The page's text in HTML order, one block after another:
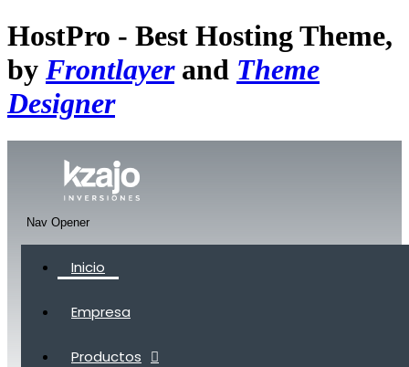
HostPro - Best Hosting Theme,
by Frontlayerand Theme
Designer
Nav Opener
Inicio
Empresa
Productos